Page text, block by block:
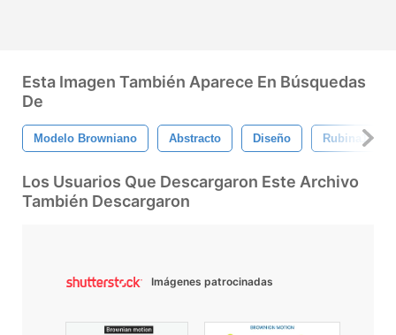
Esta Imagen También Aparece En Búsquedas
De
Modelo Browniano Abstracto Diseño Rubina119
Los Usuarios Que Descargaron Este Archivo
También Descargaron
Imágenes patrocinadas